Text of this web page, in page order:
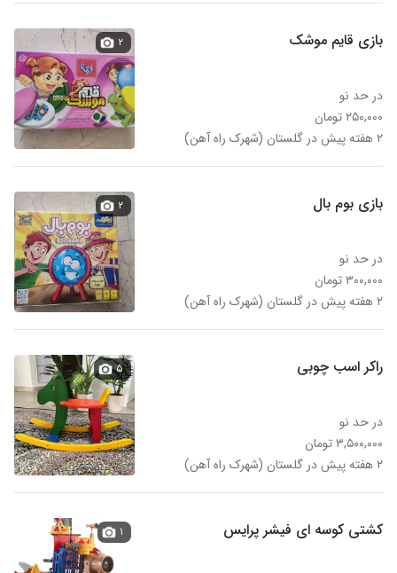
بازی قایم موشک
در حد نو
۲۵۰,۰۰۰ تومان
۲ هفته پیش در گلستان (شهرک راه آهن)
۲
بازی بوم بال
در حد نو
۳۰۰,۰۰۰ تومان
۲ هفته پیش در گلستان (شهرک راه آهن)
۲
راکر اسب چوبی
در حد نو
۳,۵۰۰,۰۰۰ تومان
۲ هفته پیش در گلستان (شهرک راه آهن)
۵
کشتی کوسه ای فیشر پرایس ۱